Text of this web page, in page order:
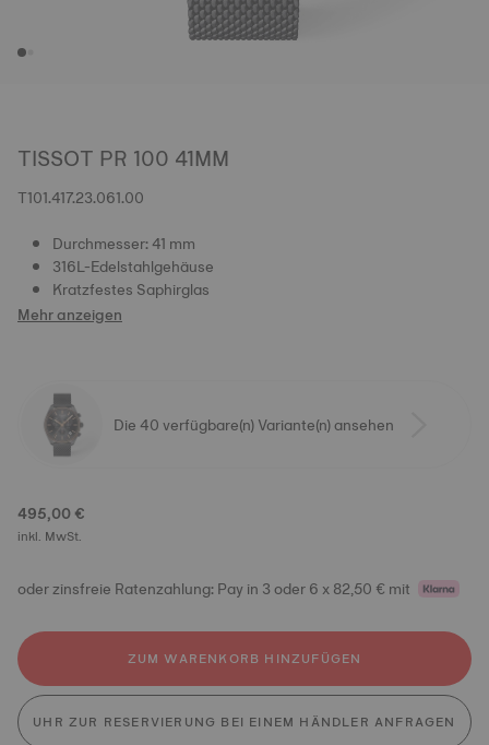
TISSOT PR 100 41MM
T101.417.23.061.00
Durchmesser: 41 mm
316L-Edelstahlgehäuse
Kratzfestes Saphirglas
Mehr anzeigen
Die 40 verfügbare(n) Variante(n) ansehen
495,00 €
inkl. MwSt.
oder zinsfreie Ratenzahlung: Pay in 3 oder 6 x 82,50 € mit
ZUM WARENKORB HINZUFÜGEN
UHR ZUR RESERVIERUNG BEI EINEM HÄNDLER ANFRAGEN